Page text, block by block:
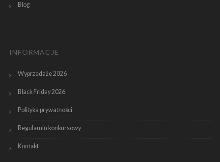
Blog
INFORMACJE
Wyprzedaże 2026
Black Friday 2026
Polityka prywatności
Regulamin konkursowy
Kontakt